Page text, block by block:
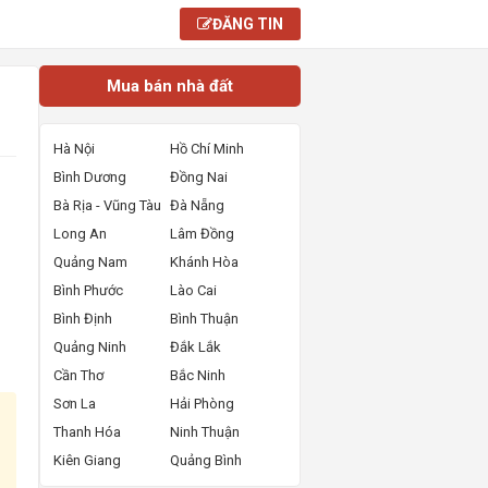
ĐĂNG TIN
Mua bán nhà đất
Hà Nội
Hồ Chí Minh
Bình Dương
Đồng Nai
Bà Rịa - Vũng Tàu Đà Nẵng
Long An
Lâm Đồng
Quảng Nam
Khánh Hòa
Bình Phước
Lào Cai
Bình Định
Bình Thuận
Quảng Ninh
Đắk Lắk
Cần Thơ
Bắc Ninh
Sơn La
Hải Phòng
Thanh Hóa
Ninh Thuận
Kiên Giang
Quảng Bình